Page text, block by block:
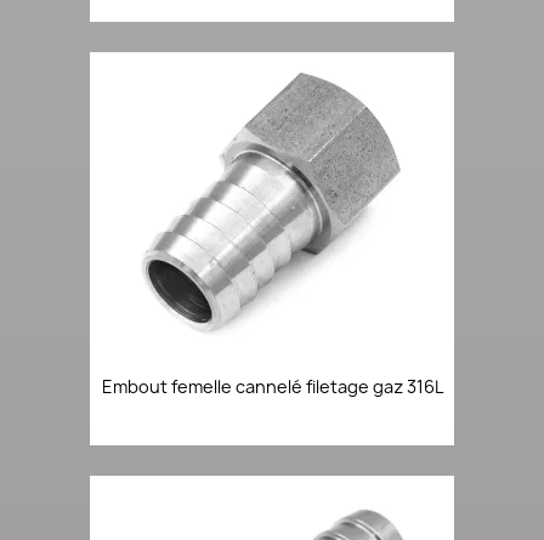
Embout femelle cannelé filetage gaz 316L